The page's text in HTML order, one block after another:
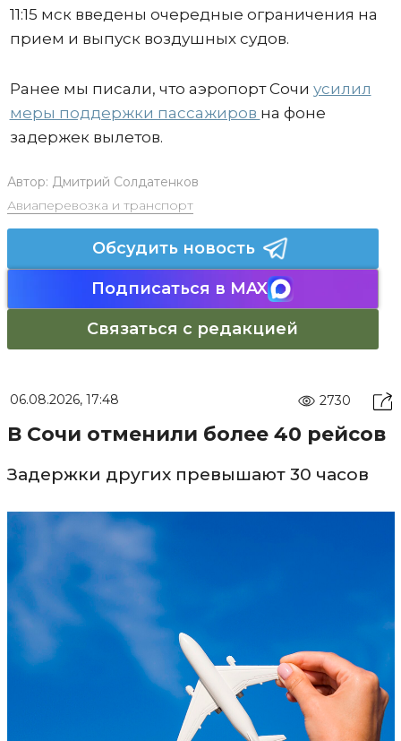
11:15 мск введены очередные ограничения на
прием и выпуск воздушных судов.
Ранее мы писали, что аэропорт Сочи усилил
меры поддержки пассажиров на фоне
задержек вылетов.
Автор: Дмитрий Солдатенков
Авиаперевозка и транспорт
Обсудить новость
Подписаться в MAX
Связаться с редакцией
06.08.2026, 17:48 2730
В Сочи отменили более 40 рейсов
Задержки других превышают 30 часов